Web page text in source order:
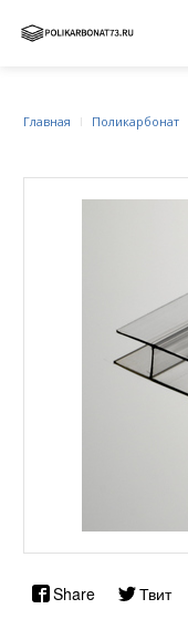
Share Твит
Главная Поликарбонат